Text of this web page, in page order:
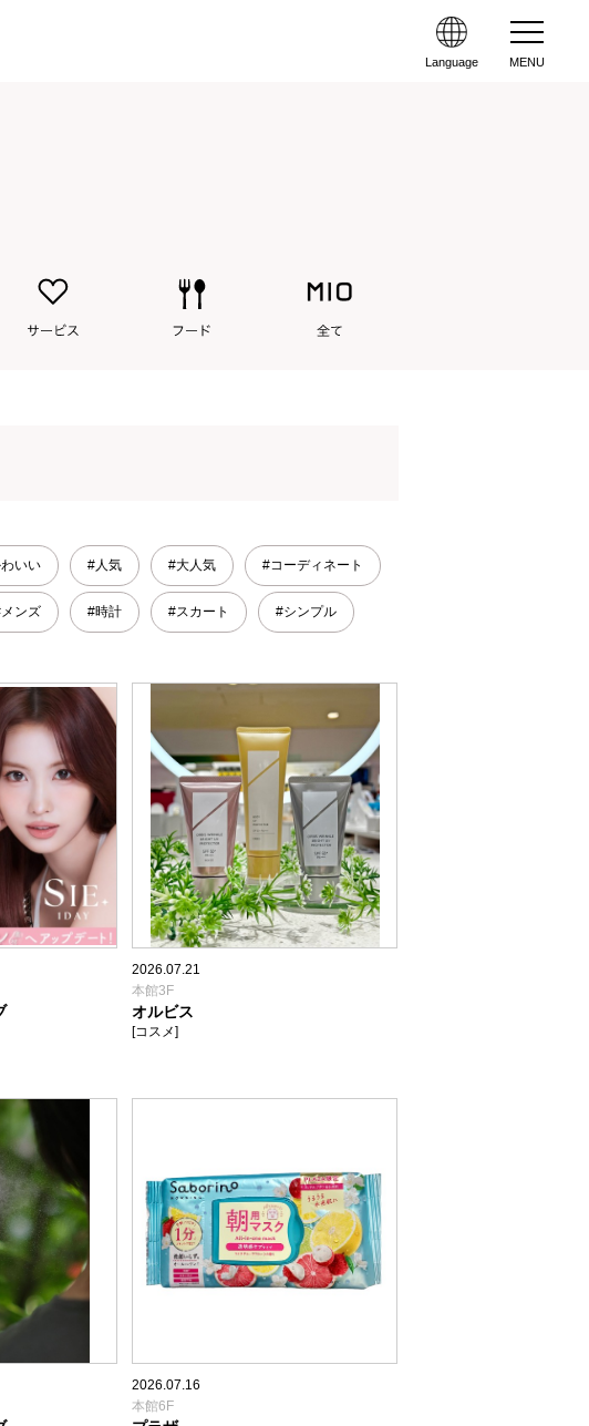
Language MENU
いい #人気 #大人気 #コーディネート
ンズ #時計 #スカート #シンプル
2026.07.21
本館3F
オルビス
[コスメ]
2026.07.16
本館6F